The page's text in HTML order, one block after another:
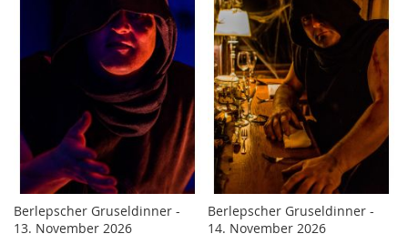
Berlepscher Gruseldinner -
13. November 2026
Berlepscher Gruseldinner -
14. November 2026